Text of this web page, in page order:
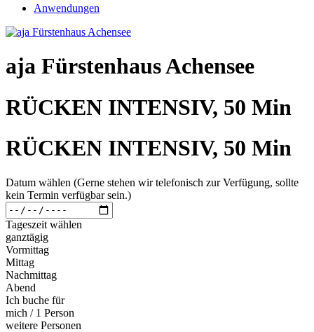
Anwendungen
aja Fürstenhaus Achensee
RÜCKEN INTENSIV, 50 Min
RÜCKEN INTENSIV, 50 Min
Datum wählen (Gerne stehen wir telefonisch zur Verfügung, sollte
kein Termin verfügbar sein.)
Tageszeit wählen
ganztägig
Vormittag
Mittag
Nachmittag
Abend
Ich buche für
mich / 1 Person
weitere Personen